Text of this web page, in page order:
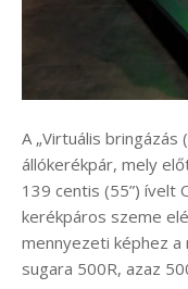
A „Virtuális
állókerékpár, mely
139 centis (55”) ívelt
kerékpáros szeme
mennyezeti képhez
sugara 500R, azaz